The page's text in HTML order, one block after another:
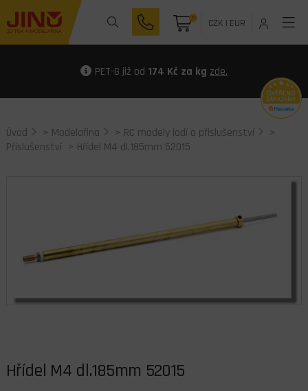
0 CZK| EUR
PET-G již od 174 Kč za kg zde.
Úvod > Modelařina > RC modely lodí a přislušenství
>
Příslušenství > Hřídel M4 dl.185mm 52015
Hřídel M4 dl.185mm 52015